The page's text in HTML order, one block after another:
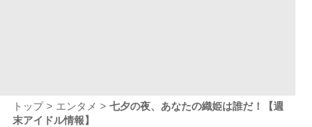
トップ エンタメ
七夕の夜、あなたの織姫は誰だ！【週
末アイドル情報】